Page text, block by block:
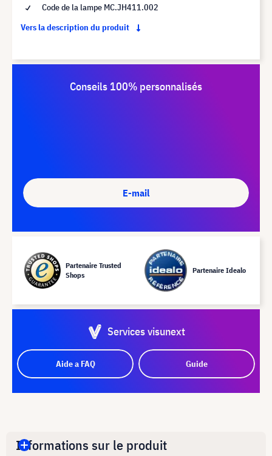
Code de la lampe MC.JH411.002
Vers la description du produit
Conseils 100% personnalisés
E-mail
Partenaire Trusted
Shops
Partenaire Idealo
Services visunext
Aide a FAQ Guide
Informations sur le produit